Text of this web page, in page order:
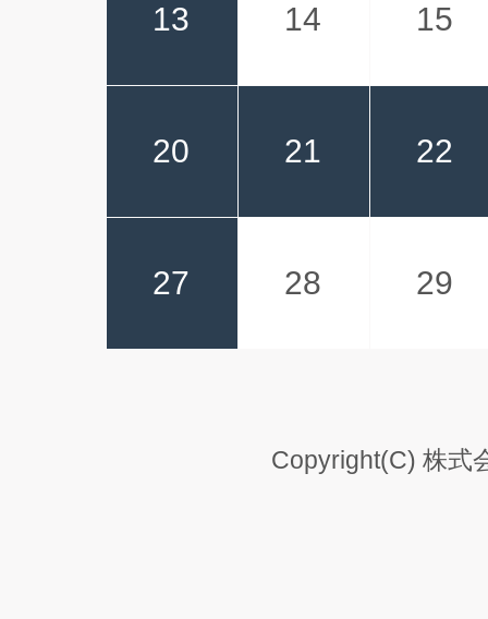
13 14 15
20 21 22
27 28 29
Copyright(C) 株式